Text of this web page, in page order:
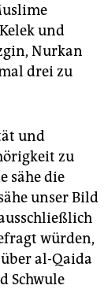
und
Nurkan
drei zu
und
zu
sähe die
unser Bild
würden,
al-Qaida
Schwule